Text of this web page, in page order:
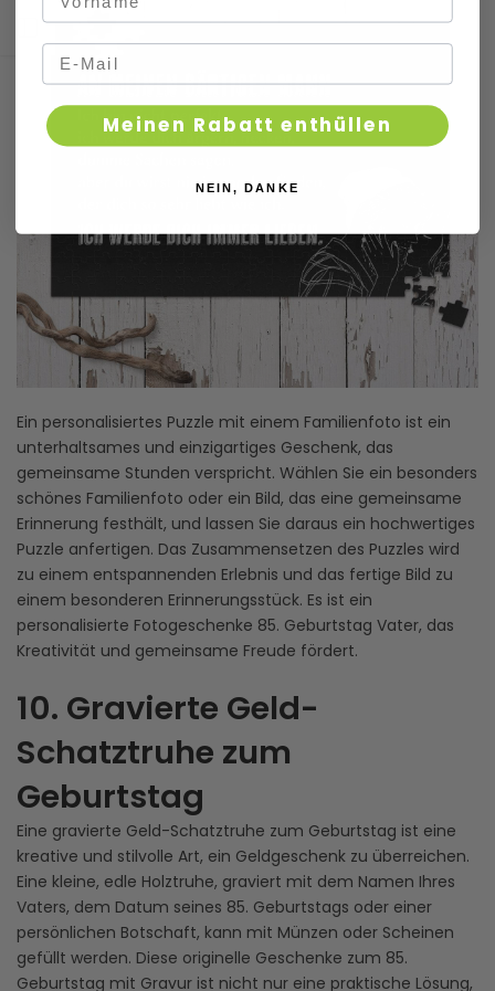
Ein personalisiertes Puzzle mit einem Familienfoto ist ein
unterhaltsames und einzigartiges Geschenk, das
gemeinsame Stunden verspricht. Wählen Sie ein besonders
schönes Familienfoto oder ein Bild, das eine gemeinsame
Erinnerung festhält, und lassen Sie daraus ein hochwertiges
Puzzle anfertigen. Das Zusammensetzen des Puzzles wird
zu einem entspannenden Erlebnis und das fertige Bild zu
einem besonderen Erinnerungsstück. Es ist ein
personalisierte Fotogeschenke 85. Geburtstag Vater, das
Kreativität und gemeinsame Freude fördert.
10. Gravierte Geld-
Schatztruhe zum
Geburtstag
Eine gravierte Geld-Schatztruhe zum Geburtstag ist eine
kreative und stilvolle Art, ein Geldgeschenk zu überreichen.
Eine kleine, edle Holztruhe, graviert mit dem Namen Ihres
Vaters, dem Datum seines 85. Geburtstags oder einer
persönlichen Botschaft, kann mit Münzen oder Scheinen
gefüllt werden. Diese originelle Geschenke zum 85.
Geburtstag mit Gravur ist nicht nur eine praktische Lösung,
Seitenleiste öffnen
Meinen Rabatt enthüllen
NEIN, DANKE